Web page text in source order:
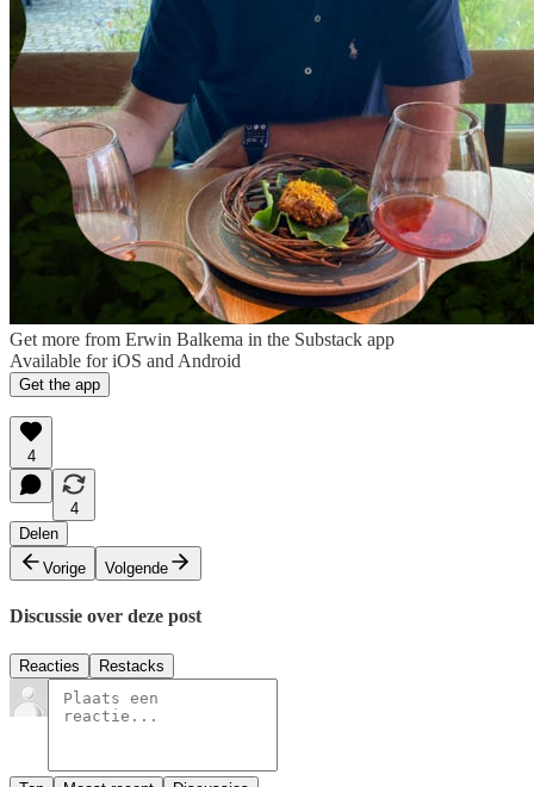
Get more from Erwin Balkema in the Substack app
Available for iOS and Android
Get the app
4
4
Delen
Vorige
Volgende
Discussie over deze post
Reacties Restacks